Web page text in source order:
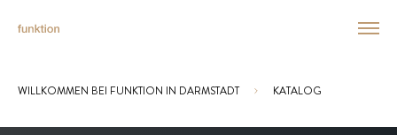
Sie sind hier:
WILLKOMMEN BEI FUNKTION IN DARMSTADT KATALOG